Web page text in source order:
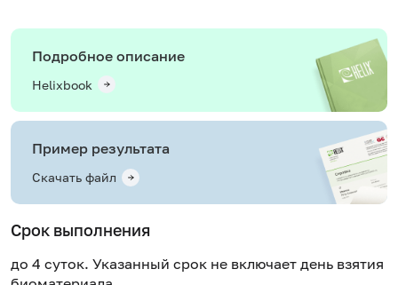
Подробное описание
Helixbook
Пример результата
Скачать файл
Срок выполнения
до 4 суток. Указанный срок не включает день взятия